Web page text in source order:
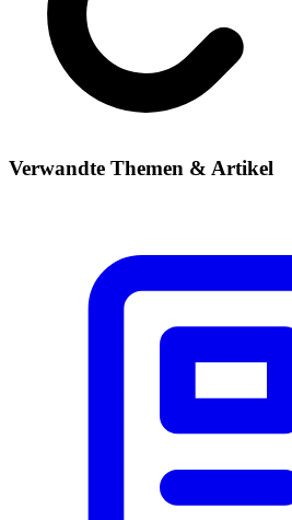
Verwandte Themen & Artikel